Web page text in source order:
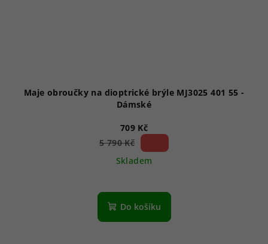
Maje obroučky na dioptrické brýle MJ3025 401 55 -
Dámské
709 Kč
5 790 Kč
Skladem
Do košíku